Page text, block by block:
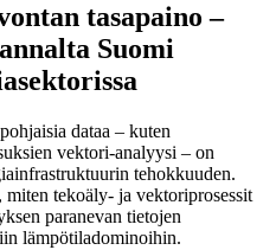
tasapaino –
Suomi
dataa – kuten
vektori-analyysi – on
tehokkuuden.
tekoäly- ja vektoriprosessit
paranevan tietojen
lämpötiladominoihin.